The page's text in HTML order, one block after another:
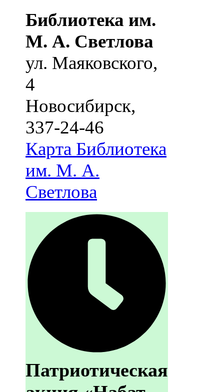
Библиотека им.
М. А. Светлова
ул. Маяковского,
4
Новосибирск,
337-24-46
Карта Библиотека
им. М. А.
Светлова
Патриотическая